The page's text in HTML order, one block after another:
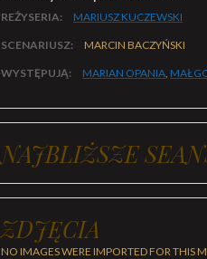
REŻYSERIA: MARIUSZ KUCZEWSKI
SCENARIUSZ: MARCIN BACZYŃSKI
WYSTĘPUJĄ: MARIAN OPANIA,
NAJBLIŻSZE
ZDJĘCIA
NO IMAGES WERE IMPORTED FOR THIS